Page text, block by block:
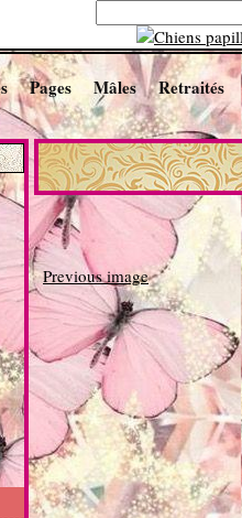
Pages Mâles Retraités
Previous image